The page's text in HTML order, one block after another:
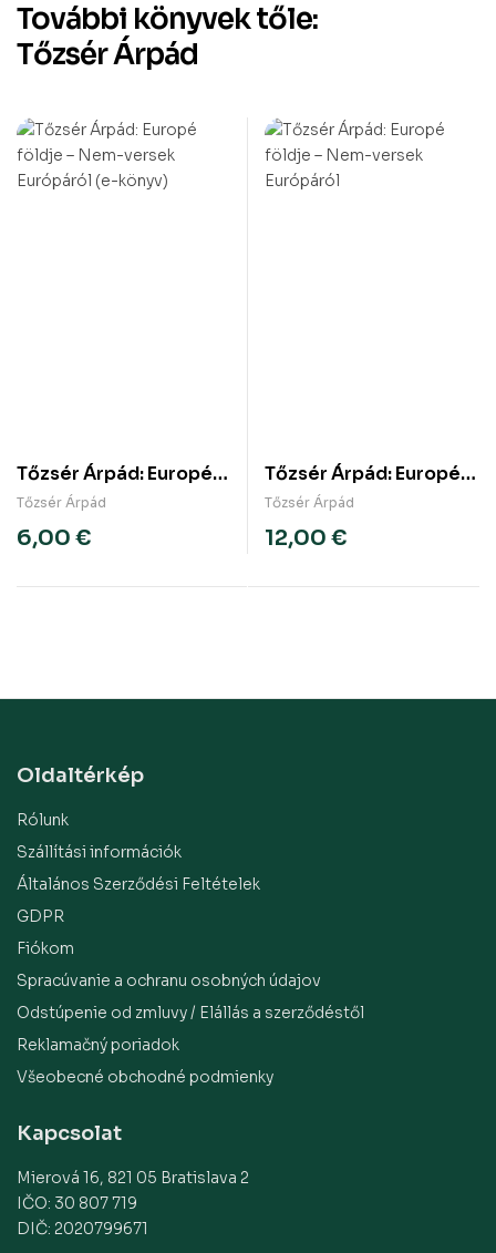
További könyvek tőle:
Tőzsér Árpád
Tőzsér Árpád: Europé
földje – Nem-versek
Európáról (e-könyv)
Tőzsér Árpád
6,00 €
Tőzsér Árpád: Europé
földje – Nem-versek
Európáról
Tőzsér Árpád
12,00 €
Oldaltérkép
Rólunk
Szállítási információk
Általános Szerződési Feltételek
GDPR
Fiókom
Spracúvanie a ochranu osobných údajov
Odstúpenie od zmluvy / Elállás a szerződéstől
Reklamačný poriadok
Všeobecné obchodné podmienky
Kapcsolat
Mierová 16, 821 05 Bratislava 2
IČO: 30 807 719
DIČ: 2020799671